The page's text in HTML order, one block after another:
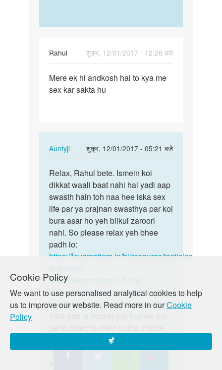
Cookie Policy
We want to use personalised analytical cookies to help
us to improve our website. Read more in ourCookie
Policy
हाँ
Rahul
शुक्र, 12/01/2017 - 12:28 बजे
Mere
ek
Mere ek hi andkosh hai to kya me
sex kar sakta hu
Auntyji
शुक्र, 12/01/2017 - 05:21 बजे
In
to
Mere
ek
hi
andkosh
hai
to…
by
Relax,
Rahul
bete.
Relax, Rahul bete. Ismein koi
dikkat waali baat nahi hai yadi aap
swasth hain toh naa hee iska sex
life par ya prajnan swasthya par koi
bura asar ho yeh bilkul zaroori
nahi. So please relax yeh bhee
padh lo:
https://lovematters.in/hi/resource/testicles-
https://lovematters.in/hi/our-
bodies/male-body/monorchism-top-
five-facts-about-the-missing-ball
hain toh hamare discussion board
“Just Poocho” mein zaroor shamil
https://lovematters.in/en/forum